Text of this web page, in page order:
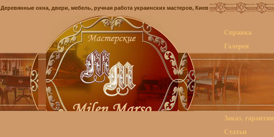
Деревянные окна, двери, мебель, ручная работа украинских мастеров, Киев
Справка
Галерея
Заказ, гарантии
Статьи